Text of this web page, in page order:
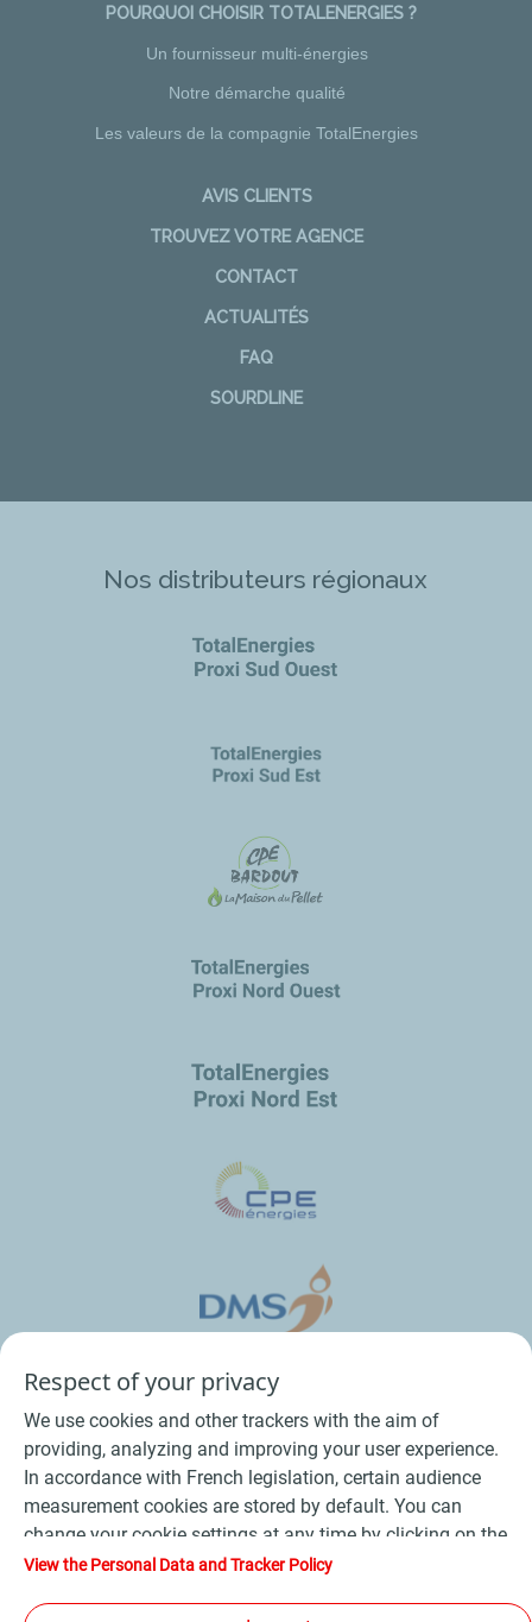
POURQUOI CHOISIR TOTALENERGIES ?
Un fournisseur multi-énergies
Notre démarche qualité
Les valeurs de la compagnie TotalEnergies
AVIS CLIENTS
TROUVEZ VOTRE AGENCE
CONTACT
ACTUALITÉS
FAQ
SOURDLINE
Nos distributeurs régionaux
Conditions Générales de Vente Bois
Respect of your privacy
We use cookies and other trackers with the aim of
providing, analyzing and improving your user experience.
In accordance with French legislation, certain audience
measurement cookies are stored by default. You can
change your cookie settings at any time by clicking on the
"Manage my cookies" button. By clicking on the "Accept"
View the Personal Data and Tracker Policy